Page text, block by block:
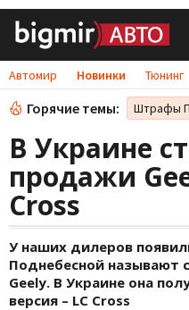
Автомир Новинки Тюнинг
Горячие темы: Штрафы
В Украине
продажи
Сross
У наших дилеров
Поднебесной называют
Geely. В Украине она
версия – LC Сross